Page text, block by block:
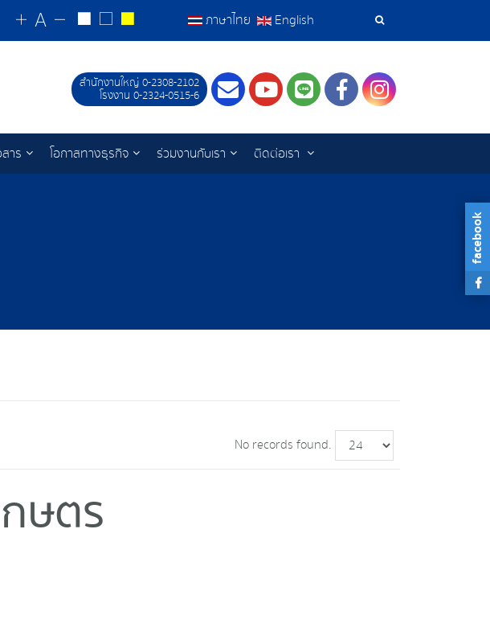
เครื่อง
ค้นหา
ภาษาไทย English
สำนักงานใหญ่ 0-2308-2102
โรงงาน 0-2324-0515-6
ContactYoutube
LINEFacebookInstagram
าร โอกาสทางธุรกิจ ร่วมงานกับเรา ติดต่อเรา
No records found.
ษตร
facebook